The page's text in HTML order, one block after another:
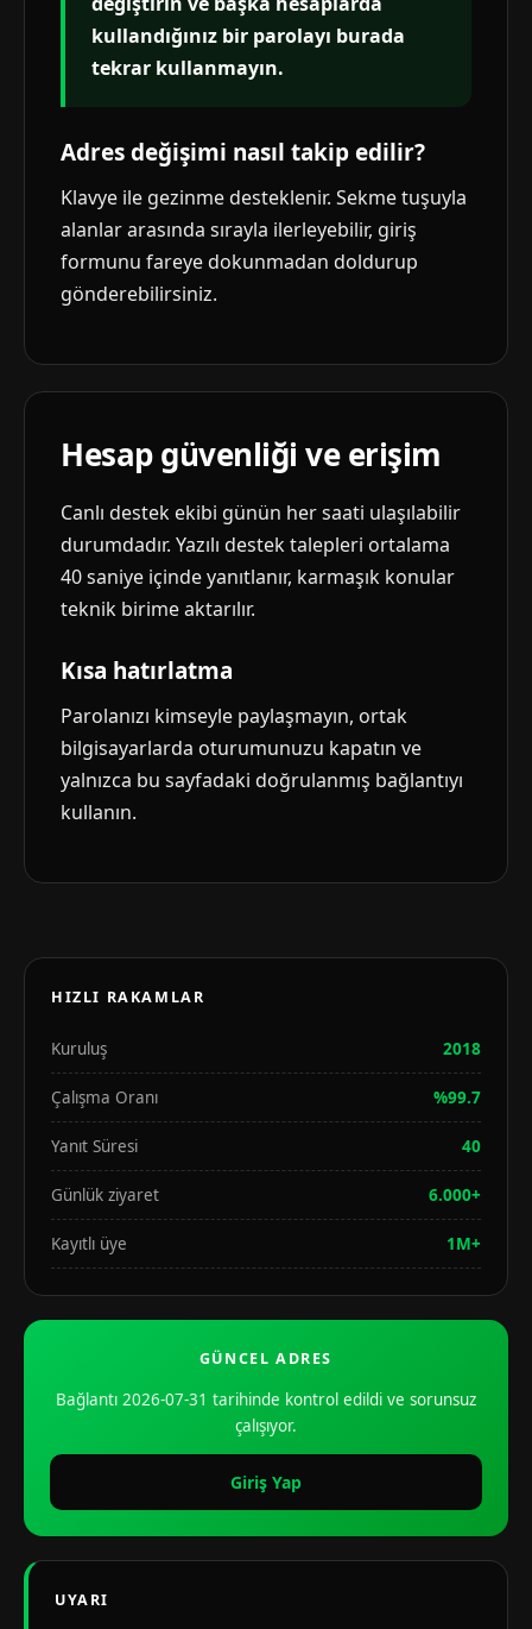
kullandığınız bir parolayı burada
tekrar kullanmayın.
Adres değişimi nasıl takip edilir?
Klavye ile gezinme desteklenir. Sekme tuşuyla
alanlar arasında sırayla ilerleyebilir, giriş
formunu fareye dokunmadan doldurup
gönderebilirsiniz.
Hesap güvenliği ve erişim
Canlı destek ekibi günün her saati ulaşılabilir
durumdadır. Yazılı destek talepleri ortalama
40 saniye içinde yanıtlanır, karmaşık konular
teknik birime aktarılır.
Kısa hatırlatma
Parolanızı kimseyle paylaşmayın, ortak
bilgisayarlarda oturumunuzu kapatın ve
yalnızca bu sayfadaki doğrulanmış bağlantıyı
kullanın.
HIZLI RAKAMLAR
Kuruluş 2018
Çalışma Oranı %99.7
Yanıt Süresi 40
Günlük ziyaret 6.000+
Kayıtlı üye 1M+
GÜNCEL ADRES
Bağlantı 2026-07-31 tarihinde kontrol edildi ve sorunsuz
çalışıyor.
Giriş Yap
UYARI